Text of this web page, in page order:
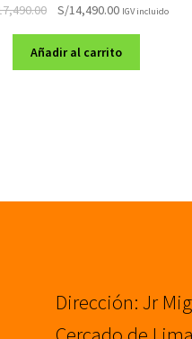
original
era:
S/14,490.00El
actual
es:
IGV incluido
Añadir al carrito
Dirección: Jr